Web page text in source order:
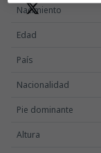
Nacimiento
Edad
País
Nacionalidad
Pie dominante
Altura